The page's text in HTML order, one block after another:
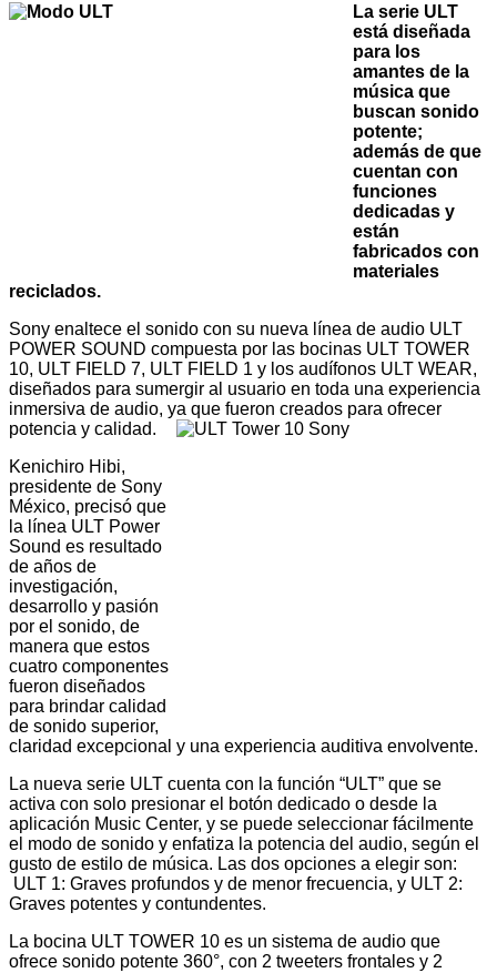
La serie ULT
está diseñada
para los
amantes de la
música que
buscan sonido
potente;
además de que
cuentan con
funciones
dedicadas y
están
fabricados con
materiales
reciclados.
Sony enaltece el sonido con su nueva línea de audio ULT
POWER SOUND compuesta por las bocinas ULT TOWER
10, ULT FIELD 7, ULT FIELD 1 y los audífonos ULT WEAR,
diseñados para sumergir al usuario en toda una experiencia
inmersiva de audio, ya que fueron creados para ofrecer
potencia y calidad.
Kenichiro Hibi,
presidente de Sony
México, precisó que
la línea ULT Power
Sound es resultado
de años de
investigación,
desarrollo y pasión
por el sonido, de
manera que estos
cuatro componentes
fueron diseñados
para brindar calidad
de sonido superior,
claridad excepcional y una experiencia auditiva envolvente.
La nueva serie ULT cuenta con la función “ULT” que se
activa con solo presionar el botón dedicado o desde la
aplicación Music Center, y se puede seleccionar fácilmente
el modo de sonido y enfatiza la potencia del audio, según el
gusto de estilo de música. Las dos opciones a elegir son:
ULT 1: Graves profundos y de menor frecuencia, y ULT 2:
Graves potentes y contundentes.
La bocina ULT TOWER 10 es un sistema de audio que
ofrece sonido potente 360°, con 2 tweeters frontales y 2